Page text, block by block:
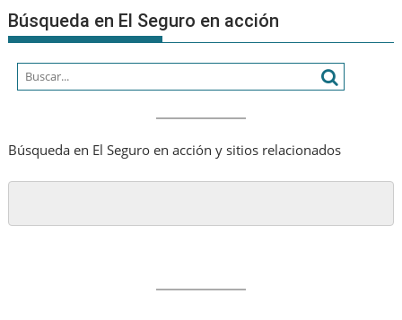
Búsqueda en El Seguro en acción
Búsqueda en El Seguro en acción y sitios relacionados